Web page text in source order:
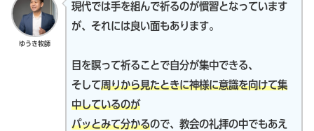
ゆうき牧師
現代では手を組んで祈るのが慣習となっています
が、それには良い面もあります。
目を瞑って祈ることで自分が集中できる、
そして周りから見たときに神様に意識を向けて集
中しているのが
パッとみて分かるので、教会の礼拝の中でもあえ